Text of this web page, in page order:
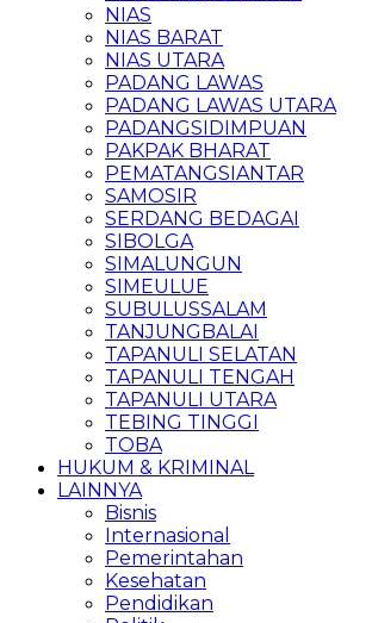
NIAS
NIAS BARAT
NIAS UTARA
PADANG LAWAS
PADANG LAWAS UTARA
PADANGSIDIMPUAN
PAKPAK BHARAT
PEMATANGSIANTAR
SAMOSIR
SERDANG BEDAGAI
SIBOLGA
SIMALUNGUN
SIMEULUE
SUBULUSSALAM
TANJUNGBALAI
TAPANULI SELATAN
TAPANULI TENGAH
TAPANULI UTARA
TEBING TINGGI
TOBA
HUKUM & KRIMINAL
LAINNYA
Bisnis
Internasional
Pemerintahan
Kesehatan
Pendidikan